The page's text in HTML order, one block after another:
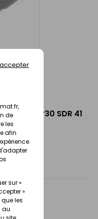
de
les
afin
sur «
»
les
au
FF 87°30 SDR 41